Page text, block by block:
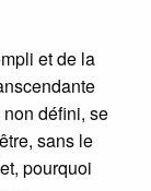
et de la
défini, se
sans le
pourquoi